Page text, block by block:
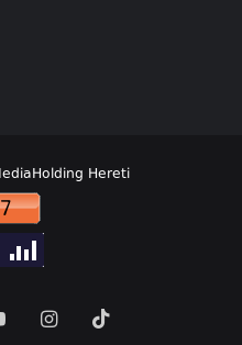
Hereti
YouTubeInstagram